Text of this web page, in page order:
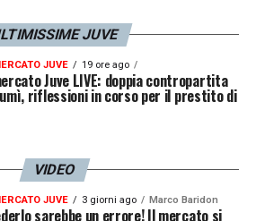
JUVE
JUVE 19 ore ago
Juve LIVE: doppia contropartita
riflessioni in corso per il prestito di
VIDEO
JUVE 3 giorni ago Marco Baridon
sarebbe un errore! Il mercato si